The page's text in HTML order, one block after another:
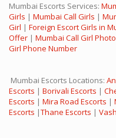
Mumbai Escorts Services:
Girls | Mumbai Call Girls |
Girl | Foreign Escort Girls in
Offer | Mumbai Call Girl Photo
Girl Phone Number
Mumbai Escorts Locations:
Escorts | Borivali Escorts |
Escorts | Mira Road Escorts |
Escorts |Thane Escorts |